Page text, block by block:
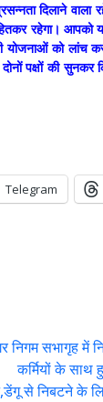
दिलाने
रहेगा।
योजनाओं को लांच
पक्षों की सुनकर
Telegram
निगम सभागृह में
कर्मियों के साथ
से निबटने के